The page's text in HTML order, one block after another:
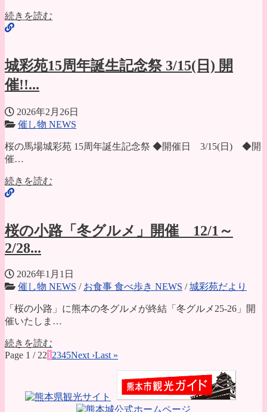
続きを読む
城彩苑15周年誕生記念祭 3/15(日) 開
催!!...
2026年2月26日
催し物 NEWS
桜の馬場城彩苑 15周年誕生記念祭 ◆開催日 3/15(日) ◆開
催…
続きを読む
桜の小路「冬グルメ」開催 12/1～
2/28...
2026年1月1日
催し物 NEWS / お食事 食べ歩き NEWS /城彩苑だより
「桜の小路」に熊本の冬グルメが終結「冬グルメ25-26」開
催いたしま…
続きを読む
Page 1 / 221 2345Next ›Last »